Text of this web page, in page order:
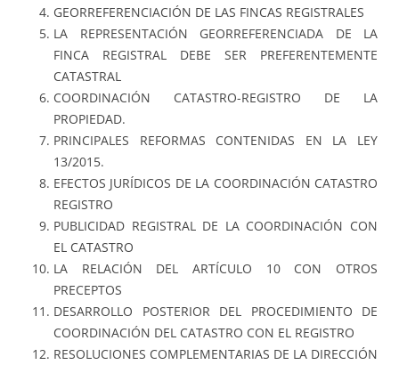
GEORREFERENCIACIÓN DE LAS FINCAS REGISTRALES
LA REPRESENTACIÓN GEORREFERENCIADA DE LA
FINCA REGISTRAL DEBE SER PREFERENTEMENTE
CATASTRAL
COORDINACIÓN CATASTRO-REGISTRO DE LA
PROPIEDAD.
PRINCIPALES REFORMAS CONTENIDAS EN LA LEY
13/2015.
EFECTOS JURÍDICOS DE LA COORDINACIÓN CATASTRO
REGISTRO
PUBLICIDAD REGISTRAL DE LA COORDINACIÓN CON
EL CATASTRO
LA RELACIÓN DEL ARTÍCULO 10 CON OTROS
PRECEPTOS
DESARROLLO POSTERIOR DEL PROCEDIMIENTO DE
COORDINACIÓN DEL CATASTRO CON EL REGISTRO
RESOLUCIONES COMPLEMENTARIAS DE LA DIRECCIÓN